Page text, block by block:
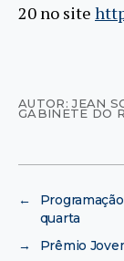
20 no site
AUTOR: JEAN
GABINETE DO
←
quarta
→
Prêmio